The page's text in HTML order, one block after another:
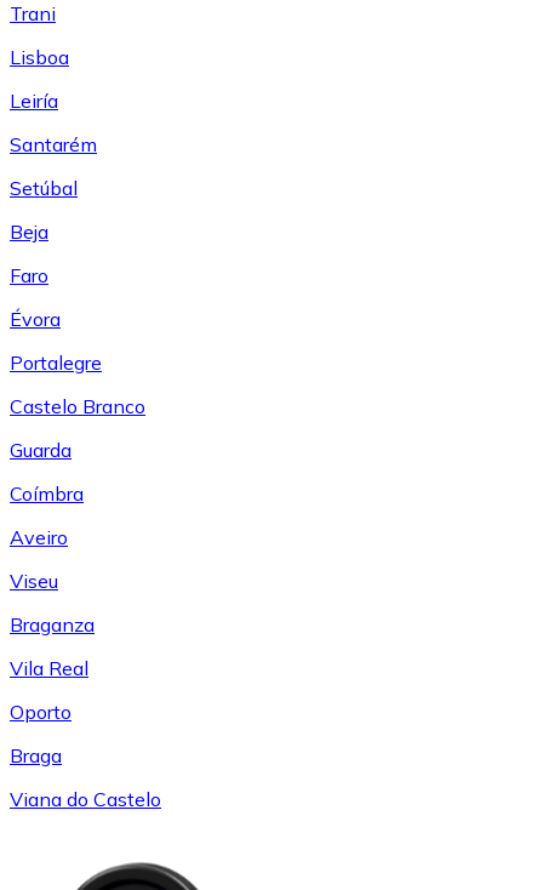
Trani
Lisboa
Leiría
Santarém
Setúbal
Beja
Faro
Évora
Portalegre
Castelo Branco
Guarda
Coímbra
Aveiro
Viseu
Braganza
Vila Real
Oporto
Braga
Viana do Castelo